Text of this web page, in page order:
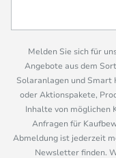
Melden Sie sich für
Angebote aus dem
Solaranlagen und Smart
oder Aktionspakete,
Inhalte von möglichen
Anfragen für
Abmeldung ist jederzeit
Newsletter finden.